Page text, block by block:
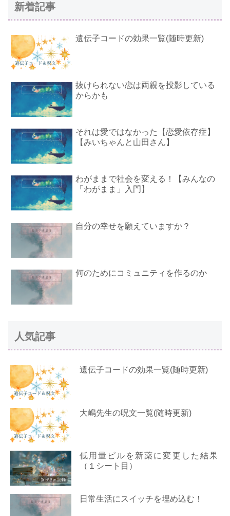
新着記事
遺伝子コードの効果一覧(随時更新)
抜けられない恋は両親を投影している
からかも
それは愛ではなかった【恋愛依存症】
【みいちゃんと山田さん】
わがままで社会を変える！【みんなの
「わがまま」入門】
自分の幸せを願えていますか？
何のためにコミュニティを作るのか
人気記事
遺伝子コードの効果一覧(随時更新)
大嶋先生の呪文一覧(随時更新)
低用量ピルを新薬に変更した結果
（１シート目）
日常生活にスイッチを埋め込む！